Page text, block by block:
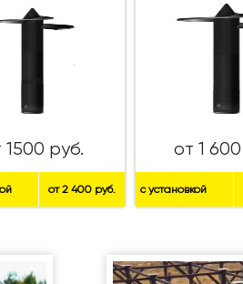
1500 руб.
от 2 400 руб.
от 1
с установкой